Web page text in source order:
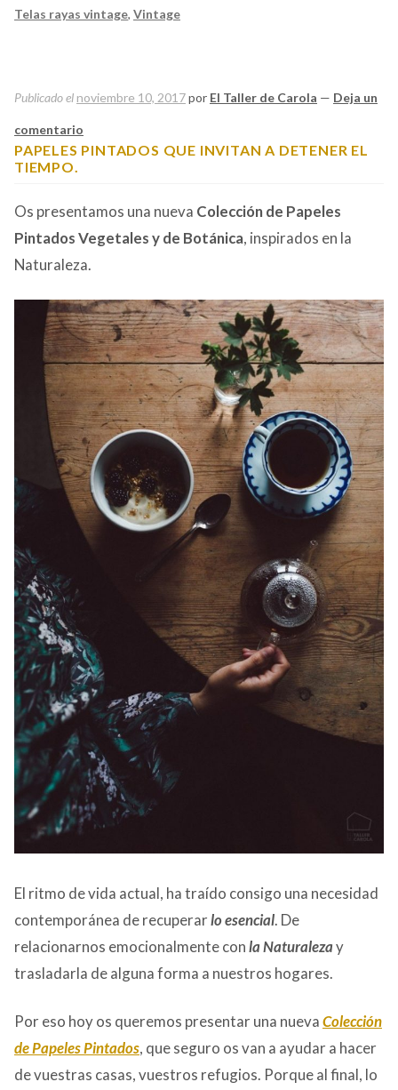
Telas rayas vintage, Vintage
Publicado el noviembre 10, 2017por El Taller de Carola — Deja un
comentario
PAPELES PINTADOS QUE INVITAN A DETENER EL
TIEMPO.
Os presentamos una nueva Colección de Papeles
Pintados Vegetales y de Botánica, inspirados en la
Naturaleza.
El ritmo de vida actual, ha traído consigo una necesidad
contemporánea de recuperarlo esencial. De
relacionarnos emocionalmente conla Naturalezay
trasladarla de alguna forma a nuestros hogares.
Por eso hoy os queremos presentar una nuevaColección
de Papeles Pintados, que seguro os van a ayudar a hacer
de vuestras casas, vuestros refugios. Porque al final, lo